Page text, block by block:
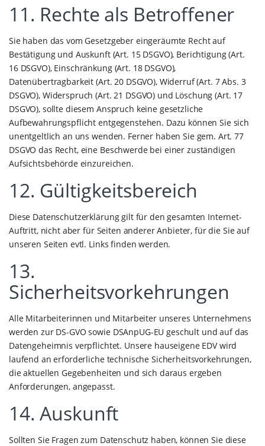
11. Rechte als Betroffener
Sie haben das vom Gesetzgeber eingeräumte Recht auf
Bestätigung und Auskunft (Art. 15 DSGVO), Berichtigung (Art.
16 DSGVO), Einschränkung (Art. 18 DSGVO),
Datenübertragbarkeit (Art. 20 DSGVO), Widerruf (Art. 7 Abs. 3
DSGVO), Widerspruch (Art. 21 DSGVO) und Löschung (Art. 17
DSGVO), sollte diesem Anspruch keine gesetzliche
Aufbewahrungspflicht entgegenstehen. Dazu können Sie sich
unentgeltlich an uns wenden. Ferner haben Sie gem. Art. 77
DSGVO das Recht, eine Beschwerde bei einer zuständigen
Aufsichtsbehörde einzureichen.
12. Gültigkeitsbereich
Diese Datenschutzerklärung gilt für den gesamten Internet-
Auftritt, nicht aber für Seiten anderer Anbieter, für die Sie auf
unseren Seiten evtl. Links finden werden.
13.
Sicherheitsvorkehrungen
Alle Mitarbeiterinnen und Mitarbeiter unseres Unternehmens
werden zur DS-GVO sowie DSAnpUG-EU geschult und auf das
Datengeheimnis verpflichtet. Unsere hauseigene EDV wird
laufend an erforderliche technische Sicherheitsvorkehrungen,
die aktuellen Gegebenheiten und sich daraus ergeben
Anforderungen, angepasst.
14. Auskunft
Sollten Sie Fragen zum Datenschutz haben, können Sie diese